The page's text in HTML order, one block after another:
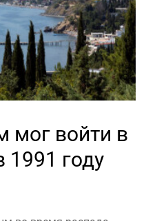
мог войти в
1991 году